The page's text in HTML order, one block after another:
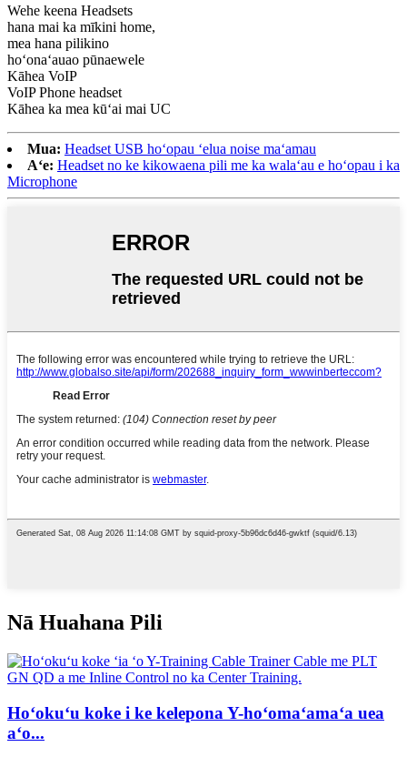
Wehe keena Headsets
hana mai ka mīkini home,
mea hana pilikino
hoʻonaʻauao pūnaewele
Kāhea VoIP
VoIP Phone headset
Kāhea ka mea kūʻai mai UC
Mua: Headset USB hoʻopau ʻelua noise maʻamau
Aʻe: Headset no ke kikowaena pili me ka walaʻau e hoʻopau i ka
Microphone
Nā Huahana Pili
Hoʻokuʻu koke i ke kelepona Y-hoʻomaʻamaʻa uea
aʻo...